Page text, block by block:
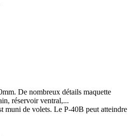
De nombreux détails maquette
réservoir ventral,...
muni de volets. Le P-40B peut atteindre